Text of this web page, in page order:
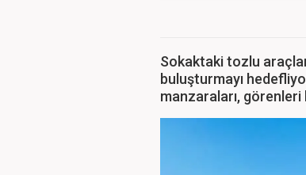
Sokaktaki tozlu
buluşturmayı
manzaraları, görenleri